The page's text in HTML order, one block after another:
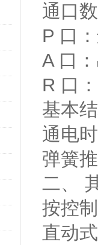
通口
P 口
A 口
R 口
基本
通电
弹簧
二、
按控
直动